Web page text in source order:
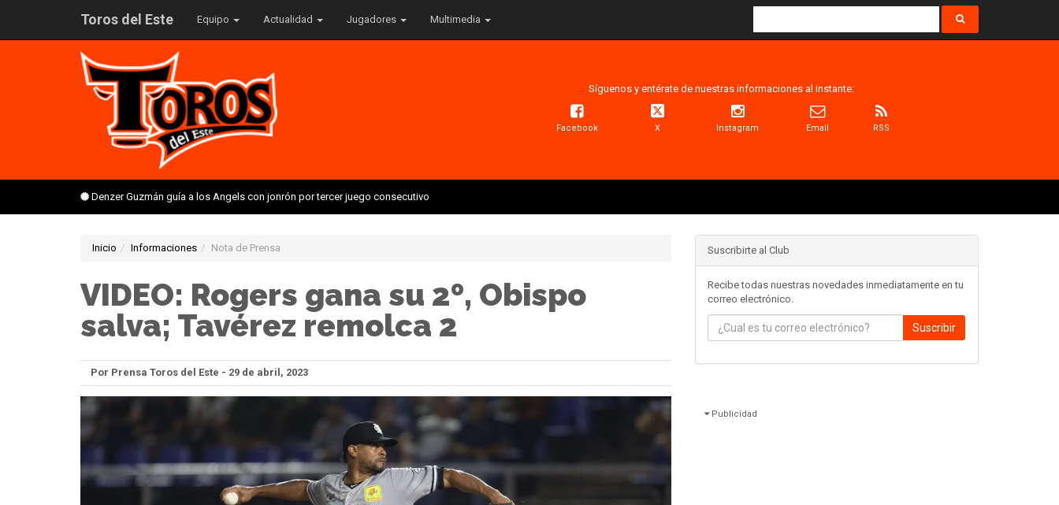
Toros del Este Equipo Actualidad Jugadores Multimedia
Síguenos y entérate de nuestras informaciones al instante:
Facebook X Instagram Email RSS
Denzer Guzmán guía a los Angels con jonrón por tercer juego consecutivo
Inicio Informaciones Nota de Prensa
VIDEO: Rogers gana su 2º, Obispo
salva; Tavérez remolca 2
Por Prensa Toros del Este - 29 de abril, 2023
Suscribirte al Club
Recibe todas nuestras novedades inmediatamente en tu
correo electrónico.
Suscribir
Publicidad